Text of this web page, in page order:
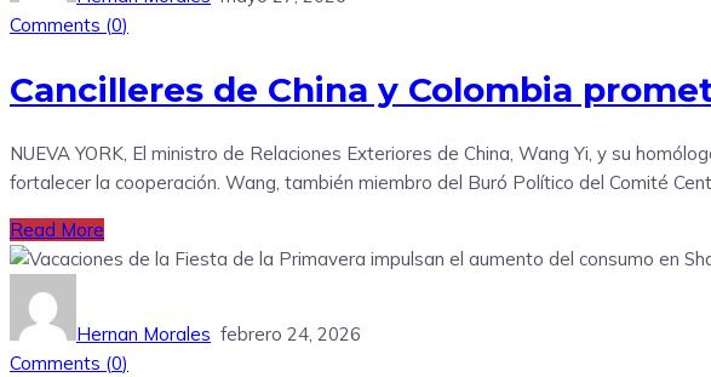
Comments (0)
Cancilleres de China y Colombia
NUEVA YORK, El ministro de Relaciones Exteriores de China, Wang Yi, y su
fortalecer la cooperación. Wang, también miembro del Buró Político del Comité
Read More
Hernan Morales febrero 24, 2026
Comments (0)